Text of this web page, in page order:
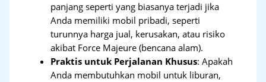
panjang seperti yang biasanya terjadi jika
Anda memiliki mobil pribadi, seperti
turunnya harga jual, kerusakan, atau risiko
akibat Force Majeure (bencana alam).
Praktis untuk Perjalanan Khusus: Apakah
Anda membutuhkan mobil untuk liburan,